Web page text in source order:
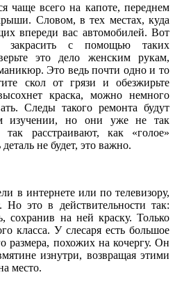
чаще всего на капоте, переднем
Словом, в тех местах, куда
впереди вас автомобилей. Вот
с помощью таких
это дело женским рукам,
Это ведь почти одно и то
скол от грязи и обезжирьте
краска, можно немного
Следы такого ремонта будут
изу­чении, но они уже не так
расстраивают, как «голое»
не будет, это важно.
в интернете или по телевизору,
это в действительности так:
сохранив на ней краску. Только
класса. У слесаря есть большое
размера, похожих на кочергу. Он
изнутри, возвращая этими
место.